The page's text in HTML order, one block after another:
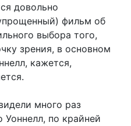
довольно
фильм об
выбора того,
зрения, в основном
кажется,
много раз
по крайней